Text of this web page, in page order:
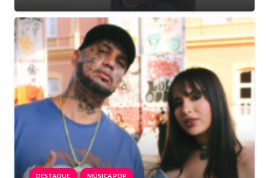
DESTAQUE MÚSICA POP